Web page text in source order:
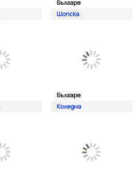
Българе
Шопска
Българе
Коледна